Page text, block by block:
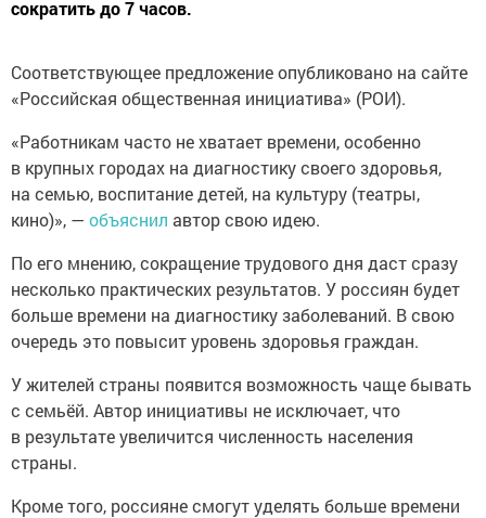
сократить до 7 часов.
Соответствующее предложение опубликовано на сайте
«Российская общественная инициатива» (РОИ).
«Работникам часто не хватает времени, особенно
в крупных городах на диагностику своего здоровья,
на семью, воспитание детей, на культуру (театры,
кино)», — объяснил автор свою идею.
По его мнению, сокращение трудового дня даст сразу
несколько практических результатов. У россиян будет
больше времени на диагностику заболеваний. В свою
очередь это повысит уровень здоровья граждан.
У жителей страны появится возможность чаще бывать
с семьёй. Автор инициативы не исключает, что
в результате увеличится численность населения
страны.
Кроме того, россияне смогут уделять больше времени